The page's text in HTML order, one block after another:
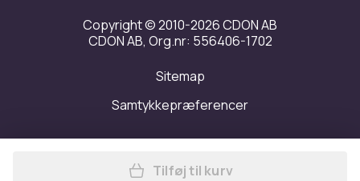
Investor relations
Tilgængelighed
Copyright © 2010-2026 CDON AB
CDON AB, Org.nr: 556406-1702
Sitemap
Samtykkepræferencer
Tilføj til kurv